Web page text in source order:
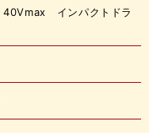
インパクトドラ